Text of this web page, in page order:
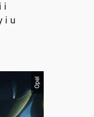
i
i u
Opel